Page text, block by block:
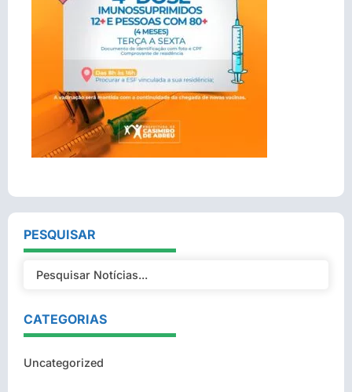
PESQUISAR
CATEGORIAS
Uncategorized